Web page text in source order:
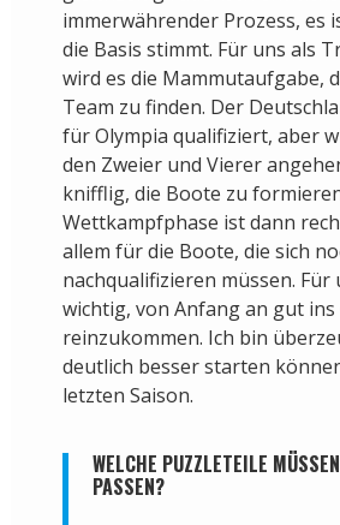
immerwährender Prozess, es
die Basis stimmt. Für uns als
wird es die Mammutaufgabe,
Team zu finden. Der
für Olympia qualifiziert, aber
den Zweier und Vierer
knifflig, die Boote zu
Wettkampfphase ist dann
allem für die Boote, die sich
nachqualifizieren müssen. Für
wichtig, von Anfang an gut ins
reinzukommen. Ich bin
deutlich besser starten
letzten Saison.
WELCHE PUZZLETEILE
PASSEN?